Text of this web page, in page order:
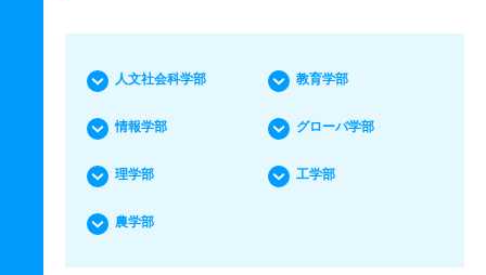
人文社会科学部 教育学部
情報学部 グローバ学部
理学部 工学部
農学部